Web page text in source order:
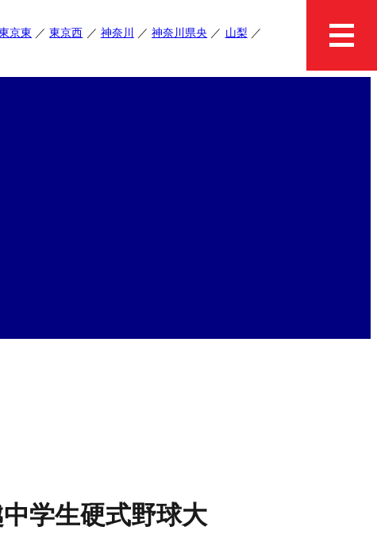
京東 東京西 神奈川 神奈川県央
山梨
学生硬式野球大